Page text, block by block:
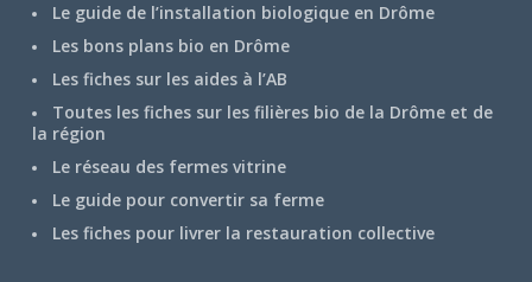
Le guide de l’installation biologique en Drôme
Les bons plans bio en Drôme
Les fiches sur les aides à l’AB
Toutes les fiches sur les filières bio de la Drôme et de
la région
Le réseau des fermes vitrine
Le guide pour convertir sa ferme
Les fiches pour livrer la restauration collective